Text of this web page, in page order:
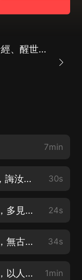
中華上下五千年聖賢經、醒世智慧、通透格言寶典丨涵蓋增廣賢文、菜根譚、三字經等丨金科玉律、市井俚語
7min
中華聖賢經釋義01·古今賢文，誨汝諄諄 30s
中華聖賢經釋義02·集韻增廣，多見多聞 24s
中華聖賢經釋義03·觀今鑒古，無古不今 34s
中華聖賢經釋義04·和諧發展，以人為本 1min